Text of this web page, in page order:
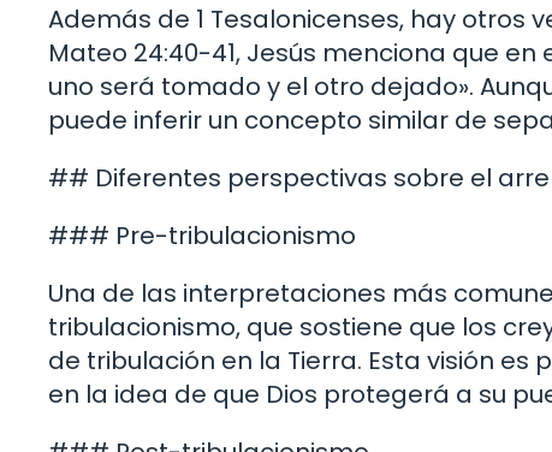
Además de 1 Tesalonicenses, hay otros
Mateo 24:40-41, Jesús menciona que
uno será tomado y el otro dejado».
puede inferir un concepto similar de
## Diferentes perspectivas sobre el
### Pre-tribulacionismo
Una de las interpretaciones más
tribulacionismo, que sostiene que los
de tribulación en la Tierra. Esta visión
en la idea de que Dios protegerá a su